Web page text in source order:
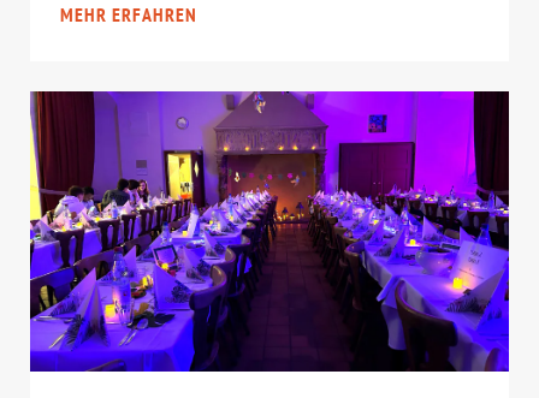
MEHR ERFAHREN